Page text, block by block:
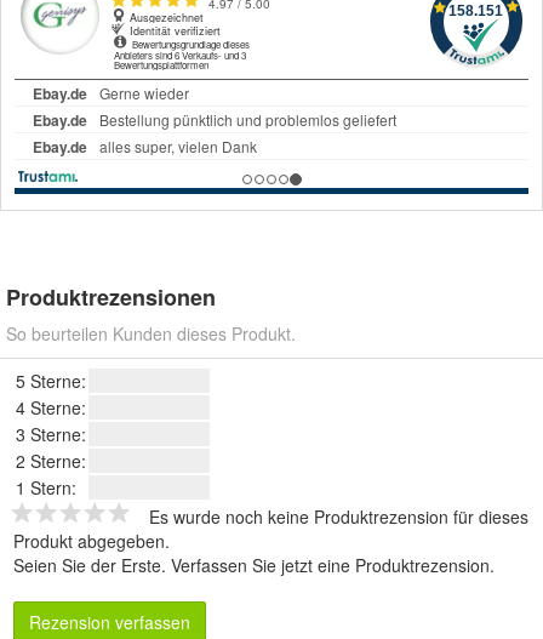
Produktrezensionen
So beurteilen Kunden dieses Produkt.
5 Sterne:
4 Sterne:
3 Sterne:
2 Sterne:
1 Stern:
Es wurde noch keine Produktrezension für dieses
Produkt abgegeben.
Seien Sie der Erste. Verfassen Sie jetzt eine Produktrezension.
Rezension verfassen